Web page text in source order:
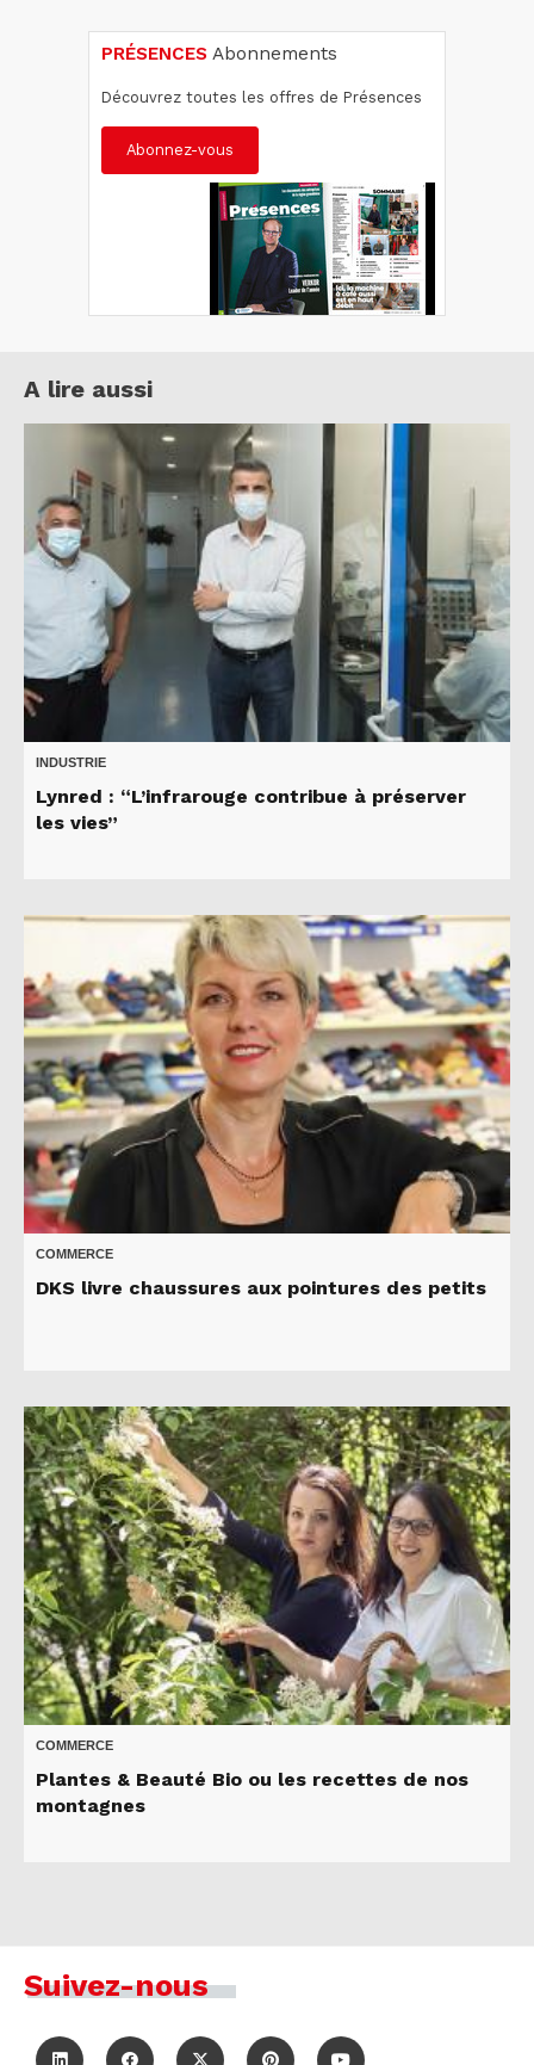
PRÉSENCES Abonnements
Découvrez toutes les offres de Présences
Abonnez-vous
A lire aussi
INDUSTRIE
Lynred : “L’infrarouge contribue à préserver
les vies”
COMMERCE
DKS livre chaussures aux pointures des petits
COMMERCE
Plantes & Beauté Bio ou les recettes de nos
montagnes
Suivez-nous